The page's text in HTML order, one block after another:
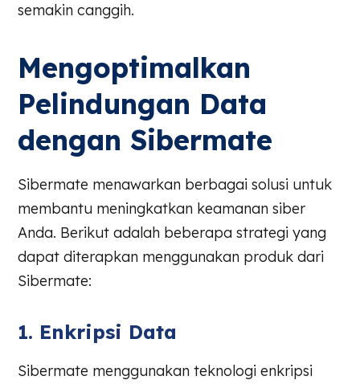
semakin canggih.
Mengoptimalkan
Pelindungan Data
dengan Sibermate
Sibermate menawarkan berbagai solusi untuk
membantu meningkatkan keamanan siber
Anda. Berikut adalah beberapa strategi yang
dapat diterapkan menggunakan produk dari
Sibermate:
1. Enkripsi Data
Sibermate menggunakan teknologi enkripsi